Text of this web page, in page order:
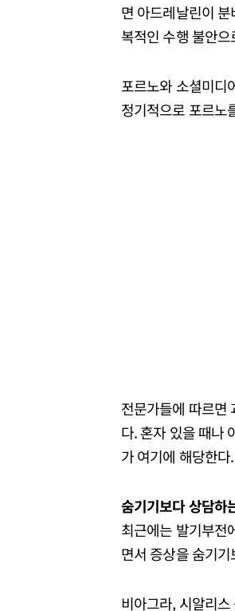
면 아드레날린이
복적인 수행 불안
포르노와 소셜미디
정기적으로 포르노
전문가들에 따르면
다. 혼자 있을 때나
가 여기에 해당한다.
숨기기보다 상담하
최근에는 발기부전
면서 증상을 숨기
비아그라, 시알리